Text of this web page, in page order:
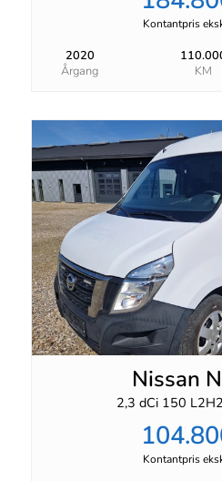
Kontantpris
2020
Årgang
KM
Nissan
2,3 dCi 150
Kontantpris